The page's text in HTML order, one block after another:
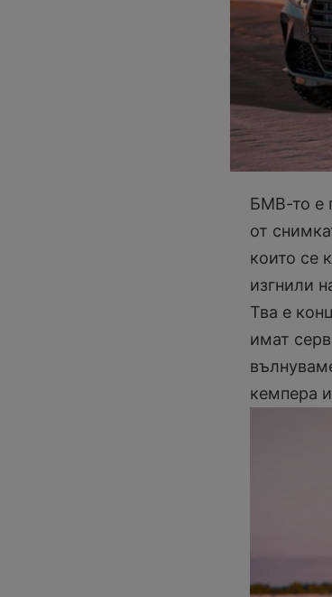
БМВ-то е
от
които се
изгнили
Тва е
имат
кемпера